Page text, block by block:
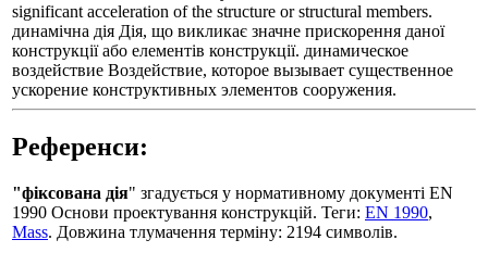
significant acceleration of the structure or structural members.
динамічна дія Дія, що викликає значне прискорення даної
конструкції або елементів конструкції. динамическое
воздействие Воздействие, которое вызывает существенное
ускорение конструктивных элементов сооружения.
Референси:
"фіксована дія" згадується у нормативному документі EN
1990 Основи проектування конструкцій. Теги: EN 1990,
Mass. Довжина тлумачення терміну: 2194 символів.